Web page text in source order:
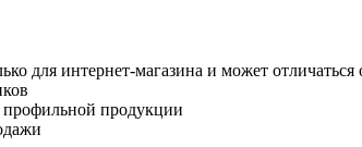
для интернет-магазина и может
продукции